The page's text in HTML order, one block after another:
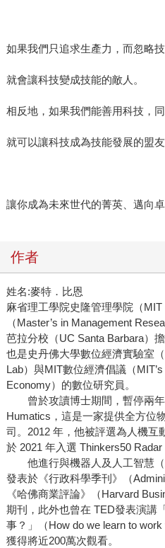
如果我們只追求生產力，而忽略技
就會讓科技變成技能的敵人。
相反地，如果我們能善用科技，
就可以讓科技成為技能發展的盟
讓你成為未來世代的菁英、邁向
作者
姓名:麥特．比恩
麻省理工學院史隆管理學院（
（Master’s in Management
芭拉分校（UC Santa Barbara）
也是史丹佛大學數位經濟實驗室
Lab）與MIT數位經濟倡議（
Economy）的數位研究員。
曾於攻讀博士期間，暫停兩年
Humatics，這是一家提供全方位
司。2012 年，他被評選為人機互
於 2021 年入選 Thinkers50 Radar
他進行與機器人及人工智慧（
發表於《行政科學季刊》（
《哈佛商業評論》（Harvard
期刊，此外也曾在 TED發表演講
事？」（How do we learn to work
獲得將近200萬次觀看。